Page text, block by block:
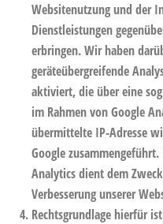
Websitenutzung und der
Dienstleistungen
erbringen. Wir haben
geräteübergreifende
aktiviert, die über eine
im Rahmen von Google
übermittelte IP-Adresse
Google
Analytics dient dem
Verbesserung unserer
Rechtsgrundlage hierfür